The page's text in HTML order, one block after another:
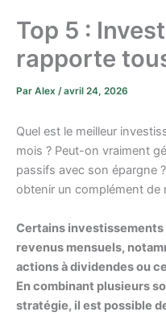
Top 5 :
rapporte
Par Alex /avril 24, 2026
Quel est le meilleur
mois ? Peut-on vraiment
passifs avec son épargne
obtenir un complément de
Certains
revenus mensuels,
actions à dividendes ou
En combinant plusieurs
stratégie, il est possible